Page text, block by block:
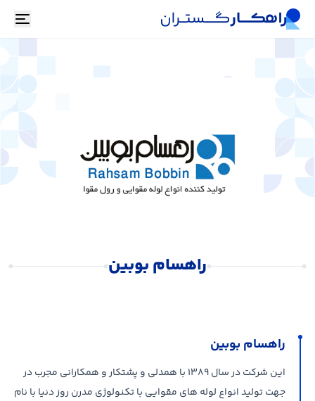
راهسام بوبین
راهسام بوبین
این شرکت در سال ۱۳۸۹ با همدلی و پشتکار و همکارانی مجرب در
جهت تولید انواع لوله های مقوایی با تکنولوژی مدرن روز دنیا با نام